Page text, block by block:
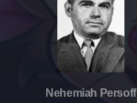
Nehemiah Persoff